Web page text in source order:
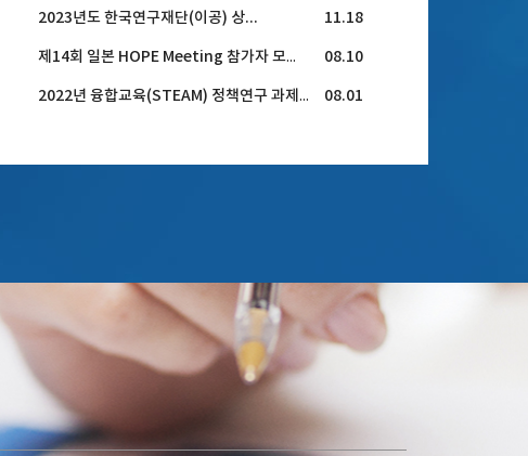
2023년도 한국연구재단(이공) 상... 11.18
제14회 일본 HOPE Meeting 참가자 모집 공고 08.10
2022년 융합교육(STEAM) 정책연구 과제 공모 안내 08.01